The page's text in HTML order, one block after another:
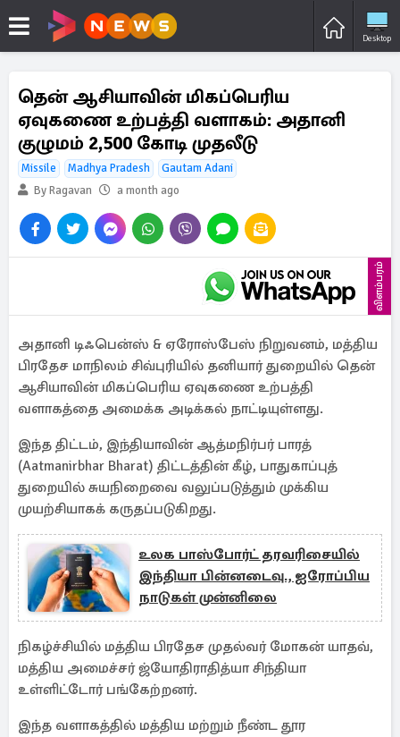
Desktop
தென் ஆசியாவின் மிகப்பெரிய
ஏவுகணை உற்பத்தி வளாகம்: அதானி
குழுமம் 2,500 கோடி முதலீடு
Missile Madhya Pradesh
Gautam Adani
By Ragavan
a month ago
விளம்பரம்
அதானி டிஃபென்ஸ் & ஏரோஸ்பேஸ் நிறுவனம், மத்திய
பிரதேச மாநிலம் சிவ்புரியில் தனியார் துறையில் தென்
ஆசியாவின் மிகப்பெரிய ஏவுகணை உற்பத்தி
வளாகத்தை அமைக்க அடிக்கல் நாட்டியுள்ளது.
இந்த திட்டம், இந்தியாவின் ஆத்மநிர்பர் பாரத்
(Aatmanirbhar Bharat) திட்டத்தின் கீழ், பாதுகாப்புத்
துறையில் சுயநிறைவை வலுப்படுத்தும் முக்கிய
முயற்சியாகக் கருதப்படுகிறது.
உலக பாஸ்போர்ட் தரவரிசையில்
இந்தியா பின்னடைவு., ஐரோப்பிய
நாடுகள் முன்னிலை
நிகழ்ச்சியில் மத்திய பிரதேச முதல்வர் மோகன் யாதவ்,
மத்திய அமைச்சர் ஜ்யோதிராதித்யா சிந்தியா
உள்ளிட்டோர் பங்கேற்றனர்.
இந்த வளாகத்தில் மத்திய மற்றும் நீண்ட தூர